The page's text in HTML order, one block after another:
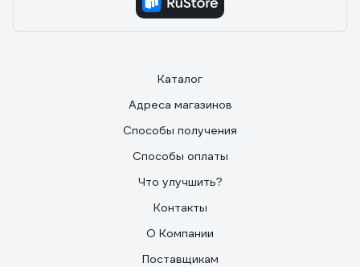
Каталог
Адреса магазинов
Способы получения
Способы оплаты
Что улучшить?
Контакты
О Компании
Поставщикам